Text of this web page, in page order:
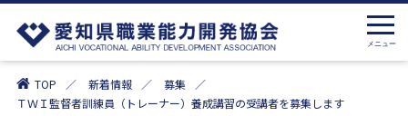
TOP 新着情報
募集
ＴＷＩ監督者訓練員（トレーナー）養成講習の受講者を募集します